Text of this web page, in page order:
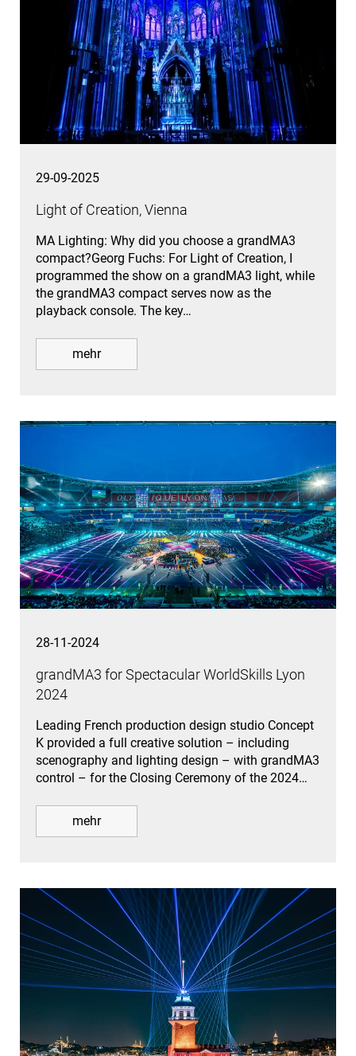
29-09-2025
Light of Creation, Vienna
MA Lighting: Why did you choose a grandMA3
compact?Georg Fuchs: For Light of Creation, I
programmed the show on a grandMA3 light, while
the grandMA3 compact serves now as the
playback console. The key…
mehr
28-11-2024
grandMA3 for Spectacular WorldSkills Lyon
2024
Leading French production design studio Concept
K provided a full creative solution – including
scenography and lighting design – with grandMA3
control – for the Closing Ceremony of the 2024…
mehr